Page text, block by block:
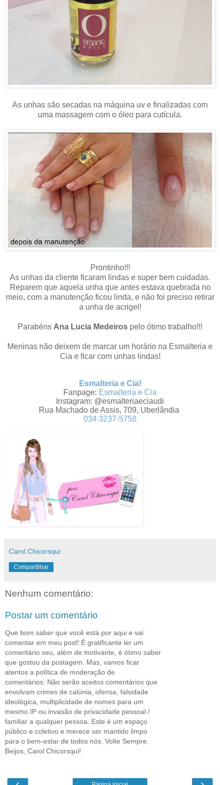
As unhas são secadas na máquina uv e finalizadas com
uma massagem com o óleo para cutícula.
Prontinho!!!
As unhas da cliente ficaram lindas e super bem cuidadas.
Reparem que aquela unha que antes estava quebrada no
meio, com a manutenção ficou linda, e não foi preciso retirar
a unha de acrigel!
Parabéns Ana Lucia Medeiros pelo ótimo trabalho!!!
Meninas não deixem de marcar um horário na Esmalteria e
Cia e ficar com unhas lindas!
Esmalteria e Cia!
Fanpage: Esmalteria e Cia
Instagram: @esmalteriaeciaudi
Rua Machado de Assis, 709, Uberlândia
034 3237-5758
Carol Chicorsqui
Compartilhar
Nenhum comentário:
Postar um comentário
Que bom saber que você está por aqui e vai
comentar em meu post! É gratificante ler um
comentário seu, além de motivante, é ótimo saber
que gostou da postagem. Mas, vamos ficar
atentos a política de moderação de
comentários: Não serão aceitos comentários que
envolvam crimes de calúnia, ofensa, falsidade
ideológica, multiplicidade de nomes para um
mesmo IP ou invasão de privacidade pessoal /
familiar a qualquer pessoa. Este é um espaço
público e coletivo e merece ser mantido limpo
para o bem-estar de todos nós. Volte Sempre.
Beijos, Carol Chicorsqui!